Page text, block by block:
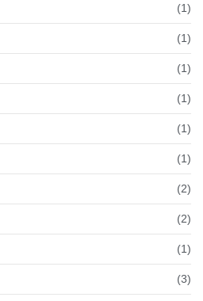
(1)
(1)
(1)
(1)
(1)
(1)
(2)
(2)
(1)
(3)